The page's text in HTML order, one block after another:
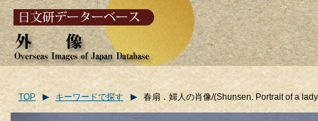
TOP キーワードで探す 春扇．婦人の肖像/(Shunsen. Portrait of a